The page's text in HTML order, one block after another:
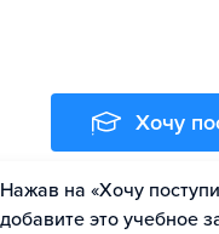
Хочу
Нажав на «Хочу
добавите это учебное
Оценить